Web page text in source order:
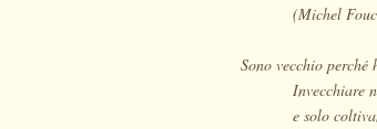
(Michel
Sono vecchio
Invecchiare
e solo